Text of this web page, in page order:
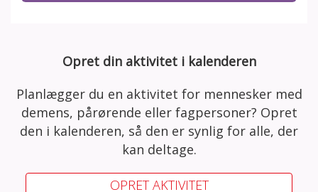
Opret din aktivitet i kalenderen
Planlægger du en aktivitet for mennesker med
demens, pårørende eller fagpersoner? Opret
den i kalenderen, så den er synlig for alle, der
kan deltage.
OPRET AKTIVITET